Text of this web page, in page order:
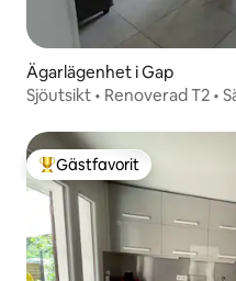
Ägarlägenhet i Gap
Sjöutsikt • Renoverad T2 •
Populär gästfavorit
Gästfavorit